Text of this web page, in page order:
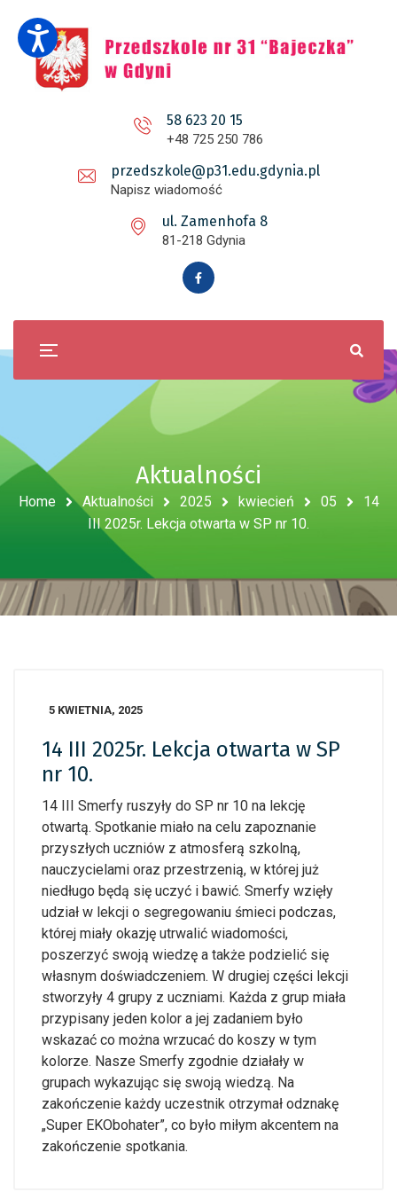
58 623 20 15
+48 725 250 786
przedszkole@p31.edu.gdynia.pl
Napisz wiadomość
ul. Zamenhofa 8
81-218 Gdynia
Aktualności
Home Aktualności 2025 kwiecień 05
14
III 2025r. Lekcja otwarta w SP nr 10.
5 KWIETNIA, 2025
14 III 2025r. Lekcja otwarta w SP
nr 10.
14 III Smerfy ruszyły do SP nr 10 na lekcję
otwartą. Spotkanie miało na celu zapoznanie
przyszłych uczniów z atmosferą szkolną,
nauczycielami oraz przestrzenią, w której już
niedługo będą się uczyć i bawić. Smerfy wzięły
udział w lekcji o segregowaniu śmieci podczas,
której miały okazję utrwalić wiadomości,
poszerzyć swoją wiedzę a także podzielić się
własnym doświadczeniem. W drugiej części lekcji
stworzyły 4 grupy z uczniami. Każda z grup miała
przypisany jeden kolor a jej zadaniem było
wskazać co można wrzucać do koszy w tym
kolorze. Nasze Smerfy zgodnie działały w
grupach wykazując się swoją wiedzą. Na
zakończenie każdy uczestnik otrzymał odznakę
„Super EKObohater”, co było miłym akcentem na
zakończenie spotkania.